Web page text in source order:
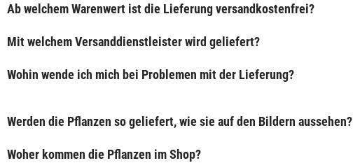
Ab welchem Warenwert ist die Lieferung versandkostenfrei?
Mit welchem Versanddienstleister wird geliefert?
Wohin wende ich mich bei Problemen mit der Lieferung?
Werden die Pflanzen so geliefert, wie sie auf den Bildern aussehen?
Woher kommen die Pflanzen im Shop?